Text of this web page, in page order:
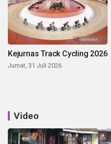
Kejurnas Track Cycling 2026
Jumat, 31 Juli 2026
Video